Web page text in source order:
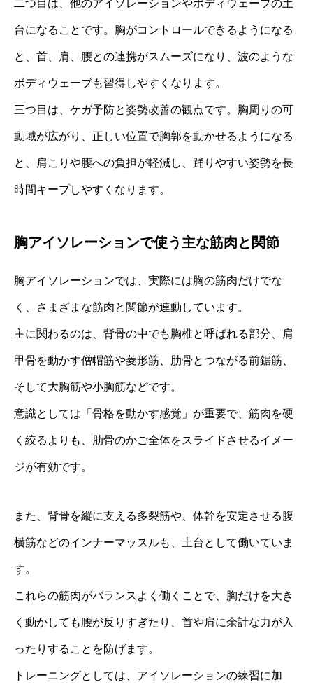
二つ目は、他のアイソレーションやボディウェーブの土
台になることです。胸がコントロールできるようになる
と、首、肩、腰との連携がスムーズになり、波のような
ボディウェーブも習得しやすくなります。
三つ目は、ケガ予防と姿勢改善の観点です。胸周りの可
動域が広がり、正しい位置で胸郭を動かせるようになる
と、肩こりや腰への負担が軽減し、踊りやすい姿勢を長
時間キープしやすくなります。
胸アイソレーションで使う主な筋肉と関節
胸アイソレーションでは、実際には胸の筋肉だけでな
く、さまざまな筋肉と関節が連動しています。
主に関わるのは、背骨の中でも胸椎と呼ばれる部分、肩
甲骨を動かす僧帽筋や菱形筋、肋骨とつながる前鋸筋、
そして大胸筋や小胸筋などです。
意識としては「骨格を動かす感覚」が重要で、筋肉を硬
く絞るよりも、肋骨のかご全体をスライドさせるイメー
ジが有効です。
また、背骨を縦に支える多裂筋や、体幹を安定させる腹
横筋などのインナーマッスルも、土台として働いていま
す。
これらの筋肉がバランスよく働くことで、胸だけを大き
く動かしても腰が反りすぎたり、首や肩に余計な力が入
ったりすることを防げます。
トレーニングとしては、アイソレーションの練習に加